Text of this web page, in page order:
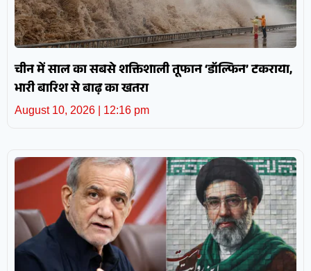
चीन में साल का सबसे शक्तिशाली तूफान ‘डॉल्फिन’ टकराया,
भारी बारिश से बाढ़ का खतरा
August 10, 2026 12:16 pm